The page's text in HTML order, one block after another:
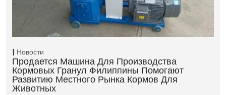
Новости
Продается Машина Для Производства
Кормовых Гранул Филиппины Помогают
Развитию Местного Рынка Кормов Для
Животных